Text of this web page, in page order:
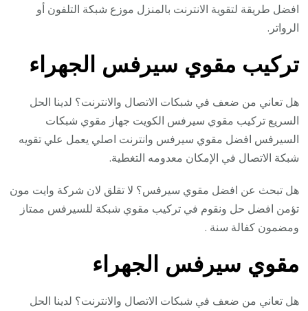
افضل طريقة لتقوية الانترنت بالمنزل موزع شبكة التلفون أو
الرواتر.
تركيب مقوي سيرفس الجهراء
هل تعاني من ضعف في شبكات الاتصال والانترنت؟ لدينا الحل
السريع تركيب مقوي سيرفس الكويت جهاز مقوي شبكات
السيرفس افضل مقوي سيرفس وانترنت اصلي يعمل علي تقويه
شبكة الاتصال في الإمكان معدومه التغطية.
هل تبحث عن افضل مقوي سيرفس؟ لا تقلق لان شركة وايت مون
تؤمن افضل حل ونقوم في تركيب مقوي شبكة للسيرفس ممتاز
ومضمون كفالة سنة .
مقوي سيرفس الجهراء
هل تعاني من ضعف في شبكات الاتصال والانترنت؟ لدينا الحل